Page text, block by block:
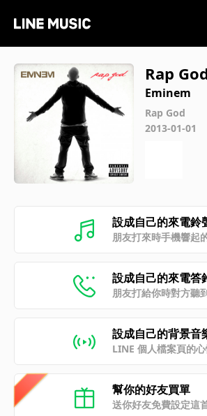
Rap
Eminem
Rap God
2013-01-01
設成自己的來電鈴
朋友打來時手機響起
設成自己的來電答
朋友打給你時對方聽
設成自己的背景音
LINE 個人檔案頁的
幫你的好友買單
送你好友免費設定這